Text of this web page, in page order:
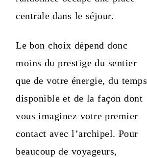
centrale dans le séjour.
Le bon choix dépend donc
moins du prestige du sentier
que de votre énergie, du temps
disponible et de la façon dont
vous imaginez votre premier
contact avec l’archipel. Pour
beaucoup de voyageurs,